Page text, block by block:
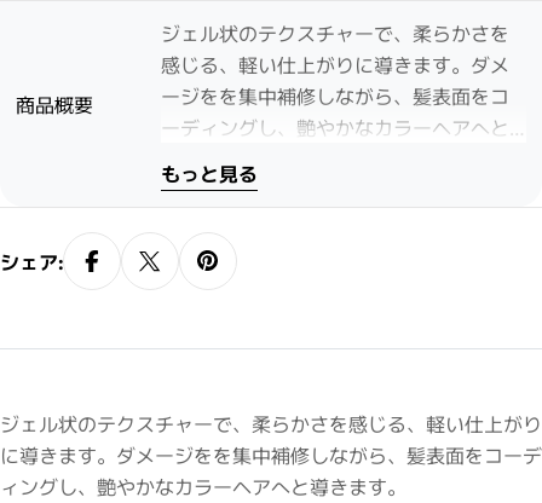
商品概要
ジェル状のテクスチャーで、柔らかさを
感じる、軽い仕上がりに導きます。ダメ
ージをを集中補修しながら、髪表面をコ
ーディングし、艶やかなカラーヘアへと
導きます。
もっと見る
シェア:
ジェル状のテクスチャーで、柔らかさを感じる、軽い仕上がり
に導きます。ダメージをを集中補修しながら、髪表面をコーデ
ィングし、艶やかなカラーヘアへと導きます。